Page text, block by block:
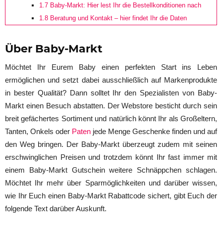
1.7Baby-Markt: Hier lest Ihr die Bestellkonditionen nach
1.8Beratung und Kontakt – hier findet Ihr die Daten
Über Baby-Markt
Möchtet Ihr Eurem Baby einen perfekten Start ins Leben
ermöglichen und setzt dabei ausschließlich auf Markenprodukte
in bester Qualität? Dann solltet Ihr den Spezialisten von Baby-
Markt einen Besuch abstatten. Der Webstore besticht durch sein
breit gefächertes Sortiment und natürlich könnt Ihr als Großeltern,
Tanten, Onkels oder Paten jede Menge Geschenke finden und auf
den Weg bringen. Der Baby-Markt überzeugt zudem mit seinen
erschwinglichen Preisen und trotzdem könnt Ihr fast immer mit
einem Baby-Markt Gutschein weitere Schnäppchen schlagen.
Möchtet Ihr mehr über Sparmöglichkeiten und darüber wissen,
wie Ihr Euch einen Baby-Markt Rabattcode sichert, gibt Euch der
folgende Text darüber Auskunft.